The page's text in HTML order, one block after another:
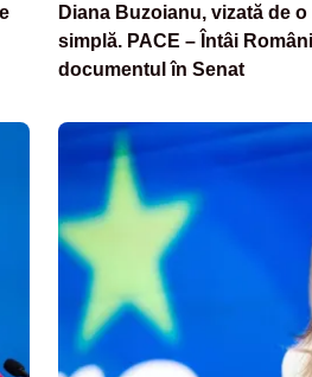
Diana Buzoianu, vizată de
simplă. PACE – Întâi
documentul în Senat